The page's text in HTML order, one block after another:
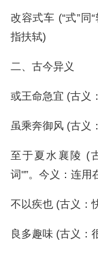
改容式车 (“式”同
指扶轼)
二、古今异义
或王命急宜 (古义
虽乘奔御风 (古义
至于夏水襄陵 (
词"”。今义：连用
不以疾也 (古义：
良多趣味 (古义：